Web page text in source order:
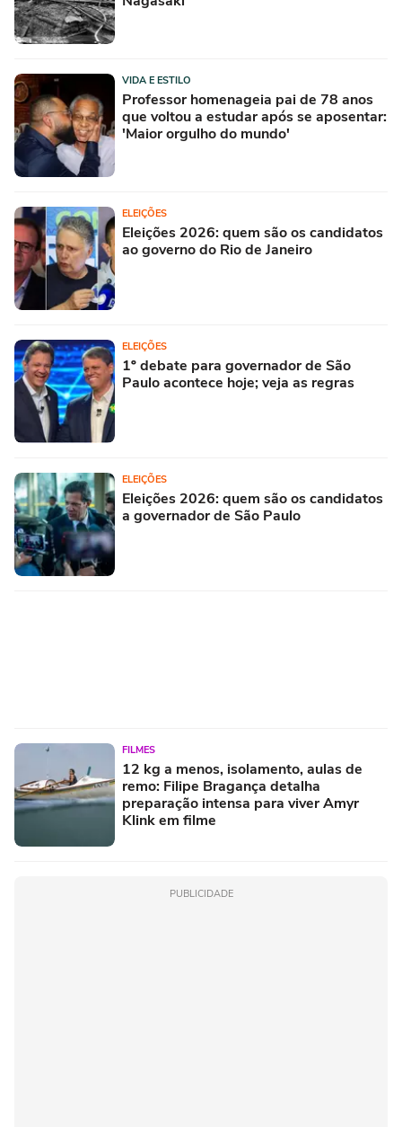
VIDA E ESTILO
Professor homenageia pai de 78 anos
que voltou a estudar após se aposentar:
'Maior orgulho do mundo'
ELEIÇÕES
Eleições 2026: quem são os candidatos
ao governo do Rio de Janeiro
ELEIÇÕES
1º debate para governador de São
Paulo acontece hoje; veja as regras
ELEIÇÕES
Eleições 2026: quem são os candidatos
a governador de São Paulo
FILMES
12 kg a menos, isolamento, aulas de
remo: Filipe Bragança detalha
preparação intensa para viver Amyr
Klink em filme
PUBLICIDADE